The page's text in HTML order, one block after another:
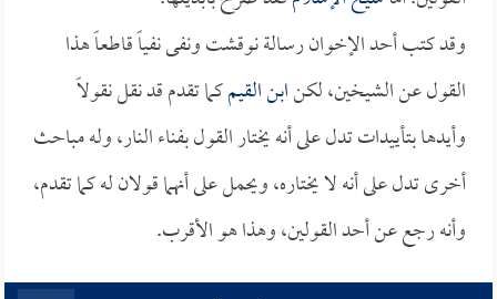
وقد كتب أحد الإخوان رسالة نوقشت ونفى نفياً قاطعاً هذا
القول عن الشيخين، لكنابن القيمكما تقدم قد نقل نقولاً
وأيدها بتأييدات تدل على أنه يختار القول بفناء النار، وله مباحث
أخرى تدل على أنه لا يختاره، ويحمل على أنهما قولان له كما تقدم،
وأنه رجع عن أحد القولين، وهذا هو الأقرب.